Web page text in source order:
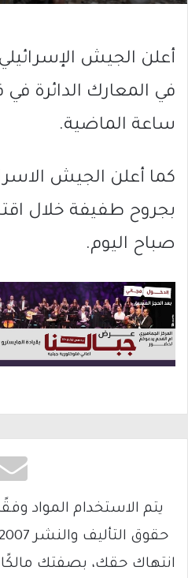
ساعة الماضية.
كما أعلن الجيش
بجروح طفيفة خلال
صباح اليوم.
انتهاك حقك، بصفتك